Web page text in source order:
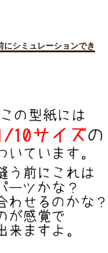
シミュレーションでき